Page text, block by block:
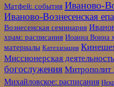
Матфей: события Иваново-
Иваново-Вознесенская
Вознесенская семинария
храм: расписания Иоанна Воина
материалы Катехизация
Миссионерская деятельность
богослужения Митрополит
Михайловское: расписания